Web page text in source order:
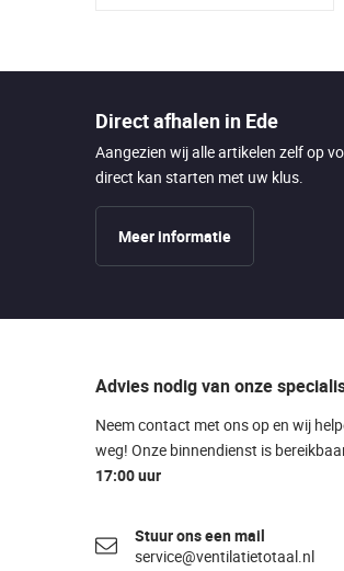
Direct afhalen in Ede
Aangezien wij alle artikelen zelf op
direct kan starten met uw klus.
Meer informatie
Advies nodig van onze
Neem contact met ons op en wij
weg! Onze binnendienst is
17:00 uur
Stuur ons een mail
service@ventilatietotaal.nl